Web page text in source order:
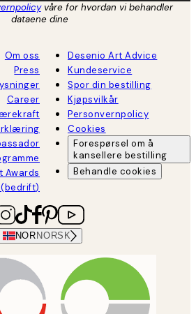
våre for hvordan vi behandler
dataene dine
Om oss
Press
Career
Awards
Desenio Art Advice
Kundeservice
Spor din bestilling
Kjøpsvilkår
Personvernpolicy
Cookies
Forespørsel om å
kansellere bestilling
Behandle cookies
NOR NORSK